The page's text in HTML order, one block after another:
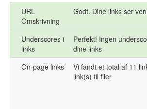
URL
Omskrivning
Godt. Dine links ser
Underscores i
links
Perfekt! Ingen
dine links
On-page links
Vi fandt et total af 11
link(s) til filer